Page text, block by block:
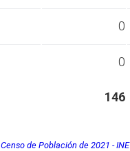
0
0
146
Censo de Población de 2021 - INE